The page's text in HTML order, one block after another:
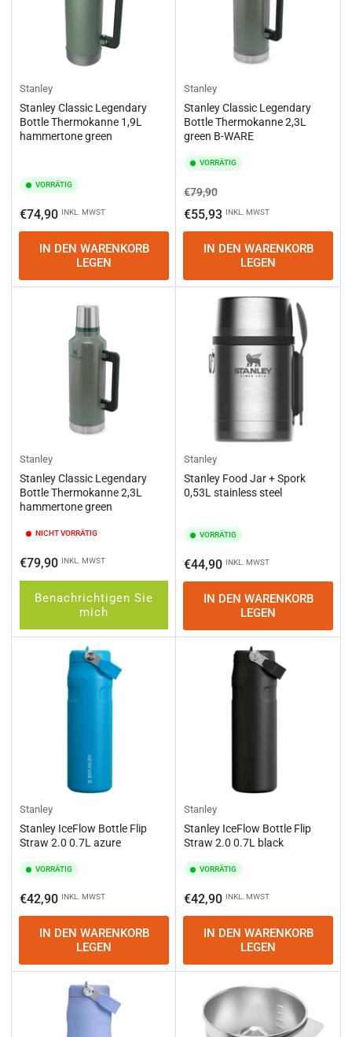
Stanley
Stanley Classic Legendary
Bottle Thermokanne 1,9L
hammertone green
VORRÄTIG
Normaler
Preis
€74,90 INKL. MWST
IN DEN WARENKORB
LEGEN
Stanley
Stanley Classic Legendary
Bottle Thermokanne 2,3L
green B-WARE
VORRÄTIG
Normaler
Preis
€79,90Ausverkaufspreis
€55,93 INKL. MWST
IN DEN WARENKORB
LEGEN
Stanley
Stanley Classic Legendary
Bottle Thermokanne 2,3L
hammertone green
NICHT VORRÄTIG
Normaler
Preis
€79,90 INKL. MWST
Benachrichtigen Sie
mich
Stanley
Stanley Food Jar + Spork
0,53L stainless steel
VORRÄTIG
Normaler
Preis
€44,90 INKL. MWST
IN DEN WARENKORB
LEGEN
Stanley
Stanley IceFlow Bottle Flip
Straw 2.0 0.7L azure
VORRÄTIG
Normaler
Preis
€42,90 INKL. MWST
IN DEN WARENKORB
LEGEN
Stanley
Stanley IceFlow Bottle Flip
Straw 2.0 0.7L black
VORRÄTIG
Normaler
Preis
€42,90 INKL. MWST
IN DEN WARENKORB
LEGEN